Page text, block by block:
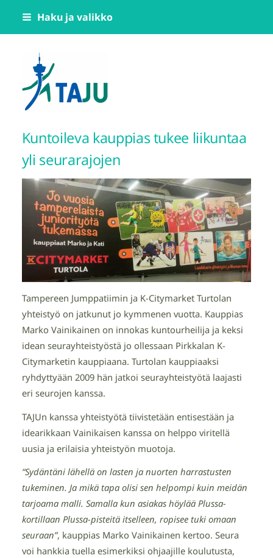
Siirry
Haku ja valikko
Tampereen Jumppatiimi TAJU ry
Kuntoileva kauppias tukee liikuntaa
yli seurarajojen
Tampereen Jumppatiimin ja K-Citymarket Turtolan
yhteistyö on jatkunut jo kymmenen vuotta. Kauppias
Marko Vainikainen on innokas kuntourheilija ja keksi
idean seurayhteistyöstä jo ollessaan Pirkkalan K-
Citymarketin kauppiaana. Turtolan kauppiaaksi
ryhdyttyään 2009 hän jatkoi seurayhteistyötä laajasti
eri seurojen kanssa.
TAJUn kanssa yhteistyötä tiivistetään entisestään ja
idearikkaan Vainikaisen kanssa on helppo viritellä
uusia ja erilaisia yhteistyön muotoja.
“Sydäntäni lähellä on lasten ja nuorten harrastusten
tukeminen. Ja mikä tapa olisi sen helpompi kuin meidän
tarjoama malli. Samalla kun asiakas höylää Plussa-
kortillaan Plussa-pisteitä itselleen, ropisee tuki omaan
seuraan”, kauppias Marko Vainikainen kertoo. Seura
voi hankkia tuella esimerkiksi ohjaajille koulutusta,